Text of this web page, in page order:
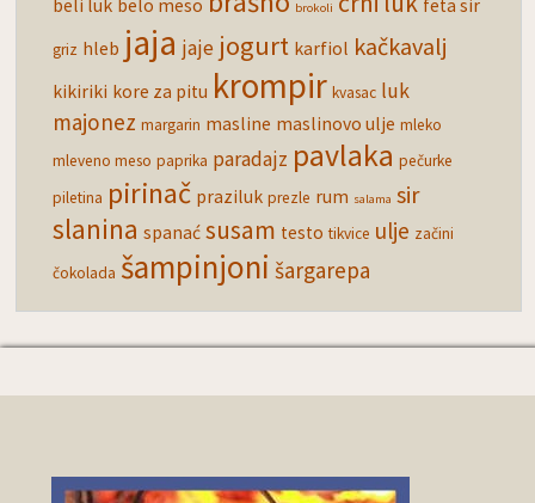
beli luk belo meso brokoli feta sir
griz hleb jaja jaje jogurt karfiol kačkavalj
kikiriki kore za pitu krompir kvasac luk
majonez margarin masline maslinovo ulje mleko
mleveno meso paprika paradajz pavlaka pečurke
piletina pirinač praziluk prezle rum salama sir
slanina spanać susam testo tikvice ulje začini
čokolada šampinjoni šargarepa